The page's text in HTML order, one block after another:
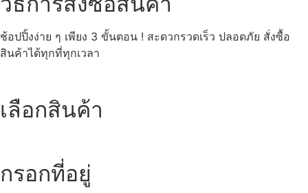
ช้อปปิ้งง่าย ๆ เพียง 3 ขั้นตอน ! สะดวกรวดเร็ว ปลอดภัย สั่งซื้อ
สินค้าได้ทุกที่ทุกเวลา
เลือกสินค้า
กรอกที่อยู่